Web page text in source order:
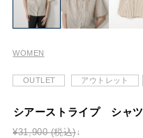
WOMEN
OUTLET アウトレット
シアーストライプ シャツ
¥31,900 (税込)